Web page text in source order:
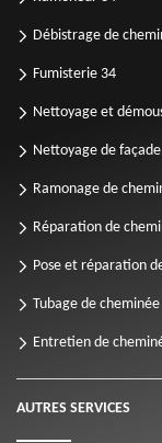
Débistrage de
Fumisterie 34
Nettoyage et
Nettoyage de
Ramonage de
Réparation de
Pose et réparation
Tubage de
Entretien de
AUTRES SERVICES